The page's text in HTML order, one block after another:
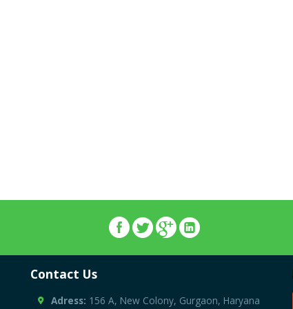
Contact Us
Adress: 156 A, New Colony, Gurgaon, Haryana